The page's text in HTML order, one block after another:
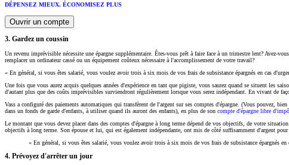
DÉPENSEZ MIEUX. ÉCONOMISEZ PLUS
Ouvrir un compte
3. Gardez un coussin
Un revenu imprévisible nécessite une épargne supplémentaire. Êtes-vous prêt à faire face à un trimestre lent? Avez-
remplacer un ordinateur cassé ou un équipement coûteux nécessaire à l'accomplissement de votre travail?
« En général, si vous êtes salarié, vous voulez avoir trois à six mois de vos frais de subsistance épargnés en cas
Une fois que vous aurez acquis quelques années d'expérience en tant que pigiste, vous saurez quand se situent les
d'autant plus que des coûts imprévisibles surviendront régulièrement lorsque vous serez indépendant. En vivant de
Vass a configuré des paiements automatiques qui transfèrent de l'argent sur ses comptes d'épargne. (Vous pouvez,
dans un fonds de garde d'enfants, à utiliser quand ils auront des enfants), en plus de son compte d'épargne libre
Le montant que vous devez placer dans des comptes d'épargne à long terme dépend de vos objectifs, de votre
objectifs à long terme. Son épouse et lui, qui est également indépendante, ont mis de côté suffisamment d'argent
« En général, si vous êtes salarié, vous voulez avoir trois à six mois de vos frais de subsistance épargnés
4. Prévoyez d'arrêter un jour